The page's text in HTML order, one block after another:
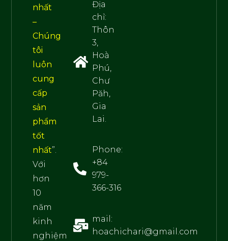
nhất
–
Chúng
tôi
luôn
cung
cấp
sản
phẩm
tốt
nhất”.
Với
hơn
10
năm
kinh
nghiệm
Địa
chỉ:
Thôn
3,
Hoà
Phú,
Chư
Păh,
Gia
Lai.
Phone:
+84
979-
366-316
mail:
hoachichari@gmail.com